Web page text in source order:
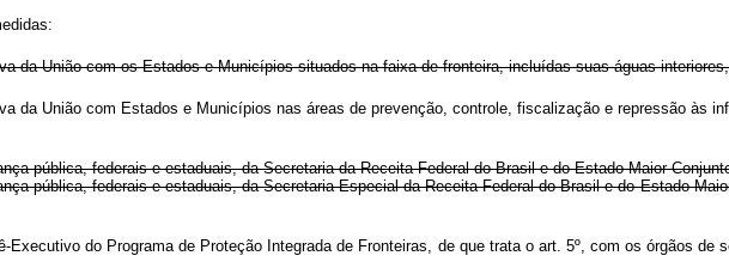
da União com os Estados e Municípios situados na faixa de fronteira, incluídas suas águas
da União com Estados e Municípios nas áreas de prevenção, controle, fiscalização e repressão
pública, federais e estaduais, da Secretaria da Receita Federal do Brasil e do Estado-Maior
pública, federais e estaduais, da Secretaria Especial da Receita Federal do Brasil e do Estado-
Executivo do Programa de Proteção Integrada de Fronteiras, de que trata o art. 5º, com os